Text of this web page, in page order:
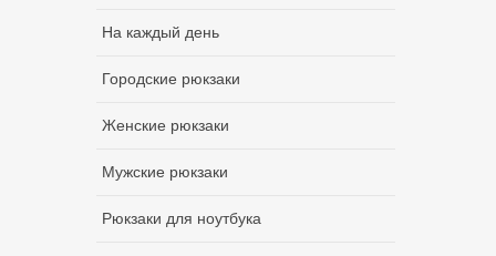
На каждый день
Городские рюкзаки
Женские рюкзаки
Мужские рюкзаки
Рюкзаки для ноутбука